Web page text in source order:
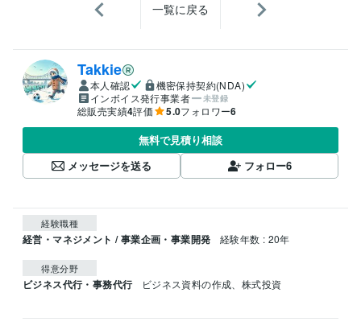
一覧に戻る
Takkie
本人確認
機密保持契約(NDA)
インボイス発行事業者
未登録
総販売実績4評価 5.0フォロワー6
無料で見積り相談
メッセージを送る
フォロー6
経験職種
経営・マネジメント / 事業企画・事業開発 経験年数 : 20年
得意分野
ビジネス代行・事務代行 ビジネス資料の作成、株式投資